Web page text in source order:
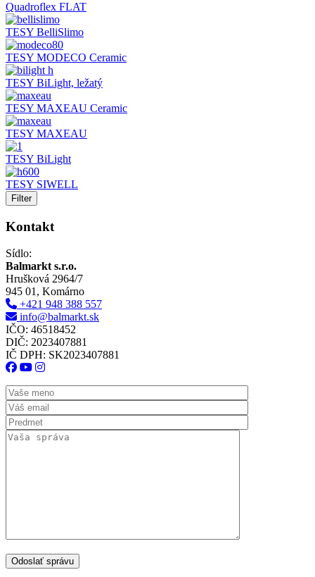
Quadroflex FLAT
TESY BelliSlimo
TESY MODECO Ceramic
TESY BiLight, ležatý
TESY MAXEAU Ceramic
TESY MAXEAU
TESY BiLight
TESY SIWELL
Filter
Kontakt
Sídlo:
Balmarkt s.r.o.
Hrušková 2964/7
945 01, Komárno
+421 948 388 557
info@balmarkt.sk
IČO: 46518452
DIČ: 2023407881
IČ DPH: SK2023407881